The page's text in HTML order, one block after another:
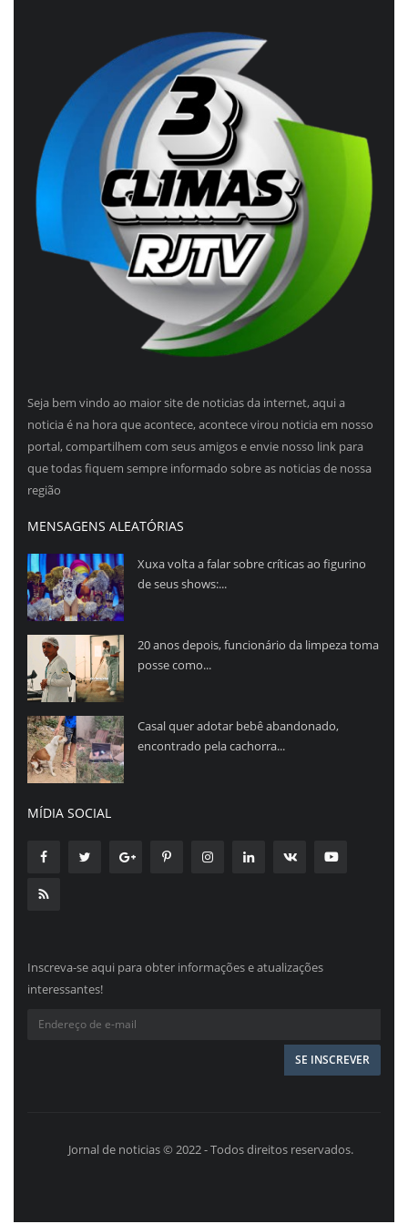
Seja bem vindo ao maior site de noticias da internet, aqui a
noticia é na hora que acontece, acontece virou noticia em nosso
portal, compartilhem com seus amigos e envie nosso link para
que todas fiquem sempre informado sobre as noticias de nossa
região
MENSAGENS ALEATÓRIAS
Xuxa volta a falar sobre críticas ao figurino
de seus shows:...
20 anos depois, funcionário da limpeza toma
posse como...
Casal quer adotar bebê abandonado,
encontrado pela cachorra...
MÍDIA SOCIAL
Inscreva-se aqui para obter informações e atualizações
interessantes!
Jornal de noticias © 2022 - Todos direitos reservados.